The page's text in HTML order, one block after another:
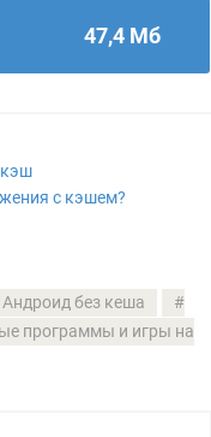
47,4 Мб
кэш
с кэшем?
без кеша
программы и игры на